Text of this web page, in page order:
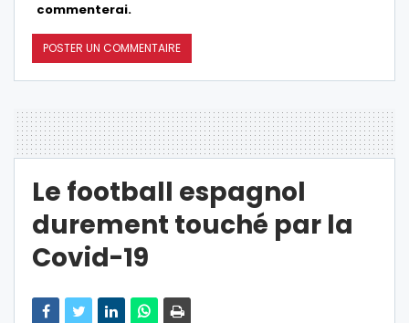
commenterai.
Le football espagnol
durement touché par la
Covid-19